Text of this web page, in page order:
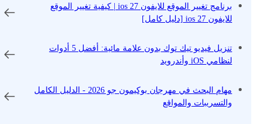
برنامج تغيير الموقع للايفون ios 27 | كيفية تغيير الموقع
للايفون ios 27 [دليل كامل]
تنزيل فيديو تيك توك بدون علامة مائية: أفضل 5 أدوات
لنظامي iOS وأندرويد
مهام البحث في مهرجان بوكيمون جو 2026 - الدليل الكامل
والتسريبات والمواقع